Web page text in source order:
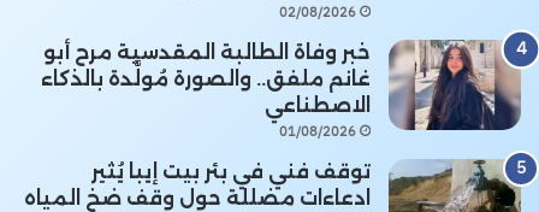
02/08/2026
خبر وفاة الطالبة المقدسية مرح أبو
غانم ملفق.. والصورة مُولَّدة بالذكاء
الاصطناعي
01/08/2026
توقف فني في بئر بيت إيبا يُثير
ادعاءات مضللة حول وقف ضخ المياه